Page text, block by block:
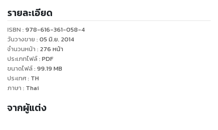
ในเส้นทางท่องเที่ยวหลักไว้ใช
้ประกอบการเดินทาง รวมถึงมีฟังก์ชั่นพิกัด GPS สำหรับใช้นำทาง
ร่วมกับแผนที่ในสมาร์ทโฟน
รายละเอียด
ISBN : 978-616-361-058-4
วันวางขาย : 05 มิ.ย. 2014
จำนวนหน้า : 276 หน้า
ประเภทไฟล์: PDF
ขนาดไฟล์: 99.19 MB
ประเทศ: TH
ภาษา : Thai
จากผู้แต่ง